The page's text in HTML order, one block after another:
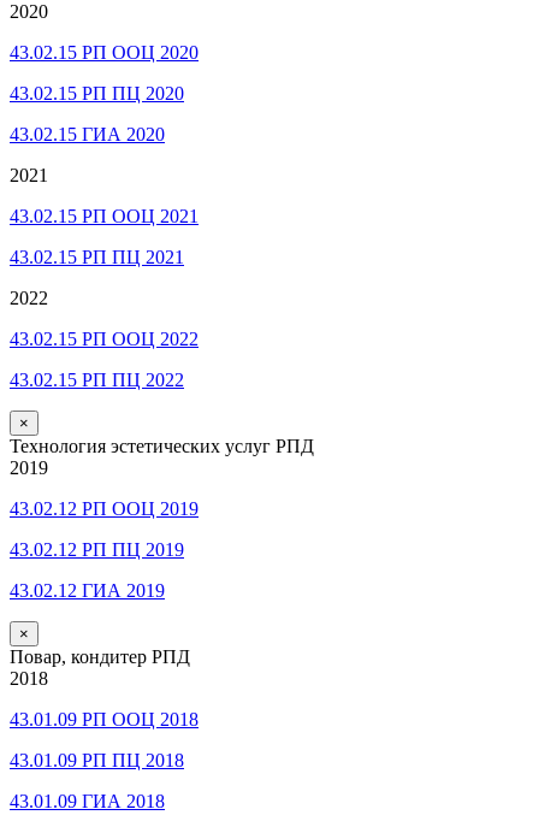
2020
43.02.15 РП ООЦ 2020
43.02.15 РП ПЦ 2020
43.02.15 ГИА 2020
2021
43.02.15 РП ООЦ 2021
43.02.15 РП ПЦ 2021
2022
43.02.15 РП ООЦ 2022
43.02.15 РП ПЦ 2022
×
Технология эстетических услуг РПД
2019
43.02.12 РП ООЦ 2019
43.02.12 РП ПЦ 2019
43.02.12 ГИА 2019
×
Повар, кондитер РПД
2018
43.01.09 РП ООЦ 2018
43.01.09 РП ПЦ 2018
43.01.09 ГИА 2018